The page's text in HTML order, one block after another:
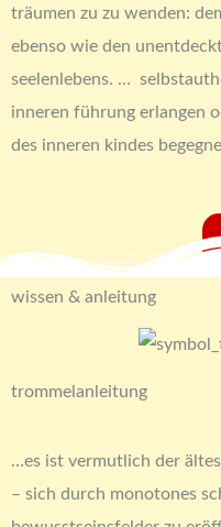
träumen zu zu wenden:
ebenso wie den
seelenlebens. …
inneren führung erlangen
des inneren kindes
wissen & anleitung
trommelanleitung
…es ist vermutlich der
– sich durch monotones